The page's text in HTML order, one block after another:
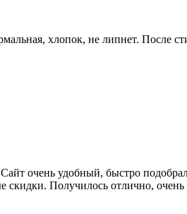
хлопок, не липнет.
очень удобный, быстро
Получилось отлично, очень